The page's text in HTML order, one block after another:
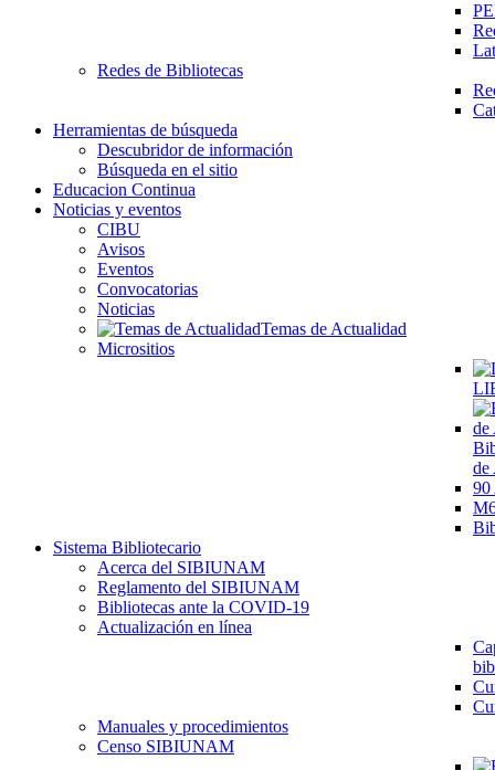
Redes de Bibliotecas
Herramientas de búsqueda
Descubridor de información
Búsqueda en el sitio
Educacion Continua
Noticias y eventos
CIBU
Avisos
Eventos
Convocatorias
Noticias
Temas de Actualidad
Micrositios
de
90
Sistema Bibliotecario
Acerca del SIBIUNAM
Reglamento del SIBIUNAM
Bibliotecas ante la COVID-19
Actualización en línea
Manuales y procedimientos
Censo SIBIUNAM